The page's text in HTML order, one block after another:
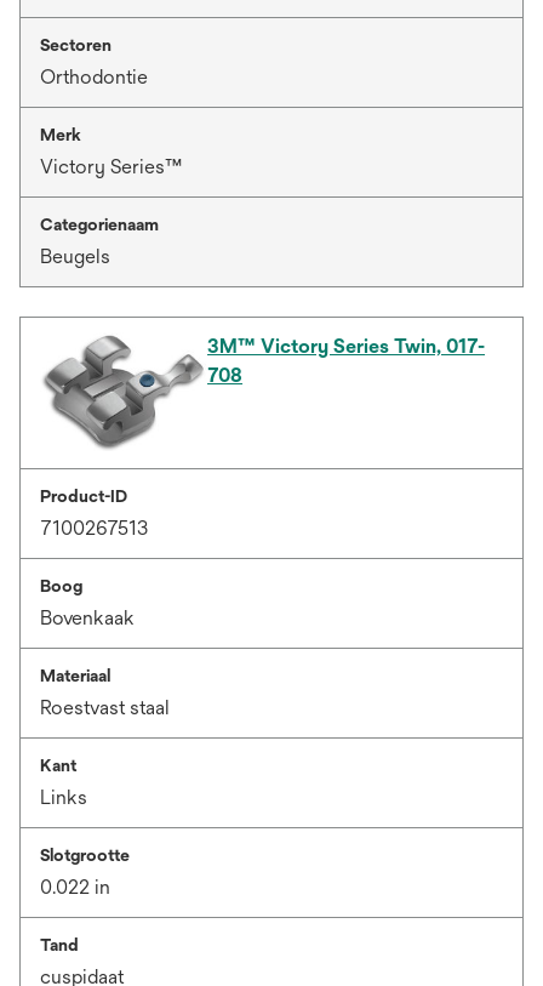
Sectoren
Orthodontie
Merk
Victory Series™
Categorienaam
Beugels
3M™ Victory Series Twin, 017-
708
Product-ID
7100267513
Boog
Bovenkaak
Materiaal
Roestvast staal
Kant
Links
Slotgrootte
0.022 in
Tand
cuspidaat